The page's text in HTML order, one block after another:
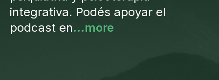
integrativa. Podés apoyar el
podcast en...more